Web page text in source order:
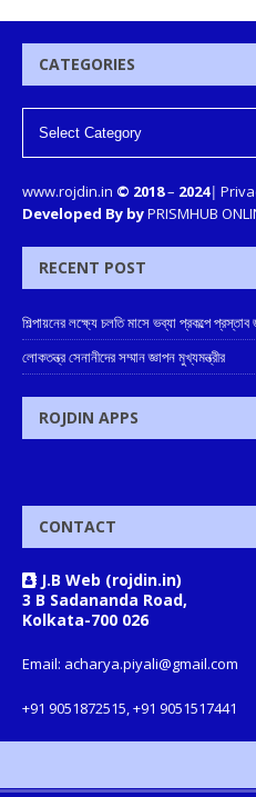
CATEGORIES
www.rojdin.in © 2018– 2024|
Developed By byPRISMHUB
RECENT POST
শিল্পায়নের লক্ষ্যে চলতি মাসে ভব্যা প্রকল্পে
লোকতন্ত্র সেনানীদের সম্মান জ্ঞাপন মুখ্যমন্ত্রীর
ROJDIN APPS
CONTACT
J.B Web (rojdin.in)
3 B Sadananda Road,
Kolkata-700 026
Email: acharya.piyali@gmail.com
+91 9051872515, +91 9051517441